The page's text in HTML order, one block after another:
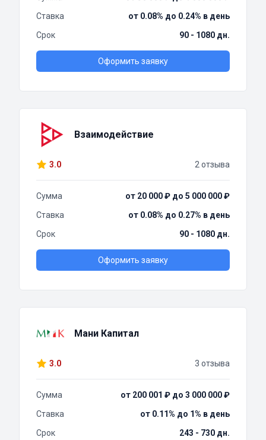
Ставка
от 0.08% до 0.24% в день
Срок
90 - 1080 дн.
Оформить заявку
Взаимодействие
3.0 2 отзыва
Сумма
от 20 000 ₽ до 5 000 000 ₽
Ставка
от 0.08% до 0.27% в день
Срок
90 - 1080 дн.
Оформить заявку
Мани Капитал
3.0 3 отзыва
Сумма
от 200 001 ₽ до 3 000 000 ₽
Ставка
от 0.11% до 1% в день
Срок
243 - 730 дн.